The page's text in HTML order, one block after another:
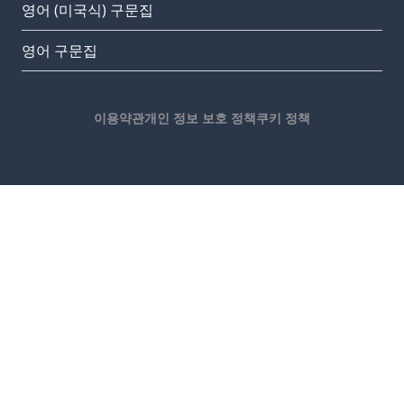
영어 (미국식) 구문집
영어 구문집
이용약관개인 정보 보호 정책쿠키 정책